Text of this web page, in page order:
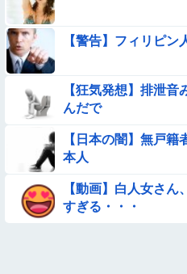
【動画像】飛行機に『水銀』を
【画像】プールで水着が脱げち
ｗｗｗ
【動画】美少女4人組の20年後
【画像】昔の日本人の水着、ゑ
【動画】デブの喧嘩 ガチでヤ
【警告】フィリピ
【狂気発想】排泄音
んだで
【日本の闇】無戸籍
本人
【動画】白人女さ
すぎる・・・